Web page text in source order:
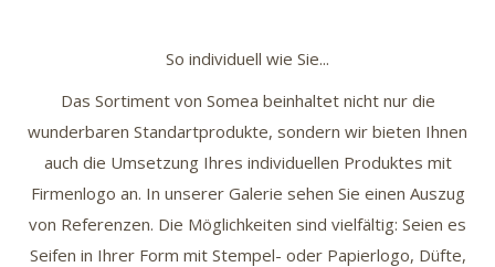
So individuell wie Sie...
Das Sortiment von Somea beinhaltet nicht nur die
wunderbaren Standartprodukte, sondern wir bieten Ihnen
auch die Umsetzung Ihres individuellen Produktes mit
Firmenlogo an. In unserer Galerie sehen Sie einen Auszug
von Referenzen. Die Möglichkeiten sind vielfältig: Seien es
Seifen in Ihrer Form mit Stempel- oder Papierlogo, Düfte,